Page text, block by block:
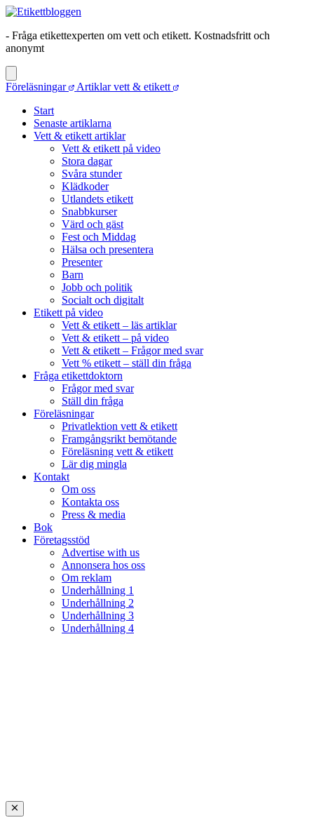
- Fråga etikettexperten om vett och etikett. Kostnadsfritt och
anonymt
Föreläsningar
Artiklar vett & etikett
Start
Senaste artiklarna
Vett & etikett artiklar
Vett & etikett på video
Stora dagar
Svåra stunder
Klädkoder
Utlandets etikett
Snabbkurser
Värd och gäst
Fest och Middag
Hälsa och presentera
Presenter
Barn
Jobb och politik
Socialt och digitalt
Etikett på video
Vett & etikett – läs artiklar
Vett & etikett – på video
Vett & etikett – Frågor med svar
Vett % etikett – ställ din fråga
Fråga etikettdoktorn
Frågor med svar
Ställ din fråga
Föreläsningar
Privatlektion vett & etikett
Framgångsrikt bemötande
Föreläsning vett & etikett
Lär dig mingla
Kontakt
Om oss
Kontakta oss
Press & media
Bok
Företagsstöd
Advertise with us
Annonsera hos oss
Om reklam
Underhållning 1
Underhållning 2
Underhållning 3
Underhållning 4